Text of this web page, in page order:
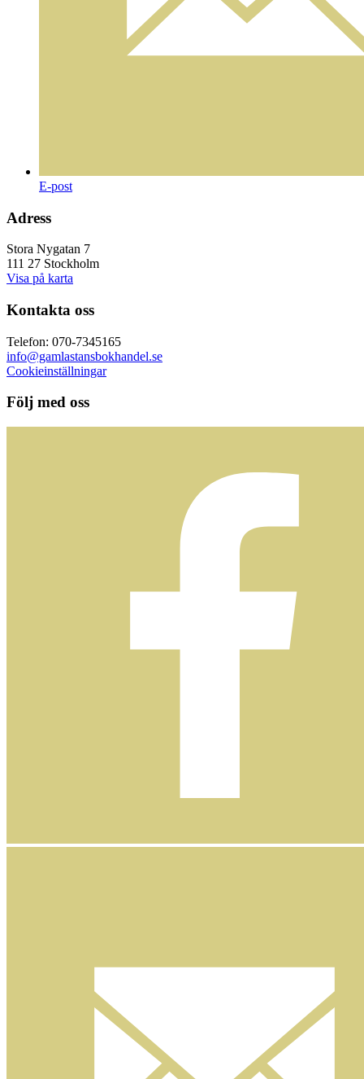
E-post
Adress
Stora Nygatan 7
111 27 Stockholm
Visa på karta
Kontakta oss
Telefon: 070-7345165
info@gamlastansbokhandel.se
Cookieinställningar
Följ med oss